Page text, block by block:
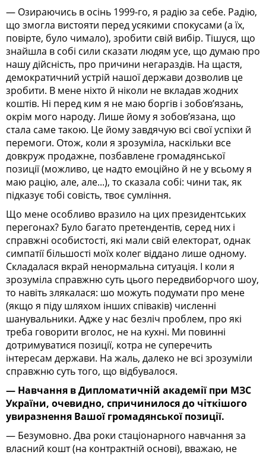
— Озираючись в осінь 1999-го, я радію за себе. Радію,
що змогла вистояти перед усякими спокусами (а їх,
повірте, було чимало), зробити свій вибір. Тішуся, що
знайшла в собі сили сказати людям усе, що думаю про
нашу дійсність, про причини негараздів. На щастя,
демократичний устрій нашої держави дозволив це
зробити. В мене ніхто й ніколи не вкладав жодних
коштів. Ні перед ким я не маю боргів і зобов’язань,
окрім мого народу. Лише йому я зобов’язана, що
стала саме такою. Це йому завдячую всі свої успіхи й
перемоги. Отож, коли я зрозуміла, наскільки все
довкруж продажне, позбавлене громадянської
позиції (можливо, це надто емоційно й не у всьому я
маю рацію, але, але...), то сказала собі: чини так, як
підказує тобі совість, твоє сумління.
Що мене особливо вразило на цих президентських
перегонах? Було багато претендентів, серед них і
справжні особистості, які мали свій електорат, однак
симпатії більшості моїх колег віддано лише одному.
Складалася вкрай ненормальна ситуація. І коли я
зрозуміла справжню суть цього передвиборчого шоу,
то навіть злякалася: шо можуть подумати про мене
(якщо я піду шляхом інших співаків) численні
шанувальники. Адже у нас безліч проблем, про які
треба говорити вголос, не на кухні. Ми повинні
дотримуватися позиції, котра не суперечить
інтересам держави. На жаль, далеко не всі зрозуміли
справжню суть того, що відбувалося.
— Навчання в Дипломатичній академії при МЗС
України, очевидно, спричинилося до чіткішого
увиразнення Вашої громадянської позиції.
— Безумовно. Два роки стаціонарного навчання за
власний кошт (на контрактній основі), вважаю, не